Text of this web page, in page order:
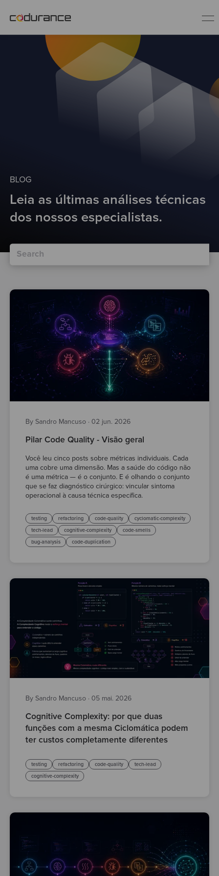
Fale conosco
BLOG
Leia as últimas análises técnicas
dos nossos especialistas.
By Sandro Mancuso · 02 jun. 2026
Pilar Code Quality - Visão geral
Você leu cinco posts sobre métricas individuais. Cada
uma cobre uma dimensão. Mas a saúde do código não
é uma métrica — é o conjunto. E é olhando o conjunto
que se faz diagnóstico cirúrgico: vincular sintoma
operacional à causa técnica específica.
testing refactoring code-quality
cyclomatic-complexity
tech-lead
cognitive-complexity
code-smells
bug-analysis
code-duplication
By Sandro Mancuso · 05 mai. 2026
Cognitive Complexity: por que duas
funções com a mesma Ciclomática podem
ter custos completamente diferentes
testing refactoring code-quality
tech-lead
cognitive-complexity